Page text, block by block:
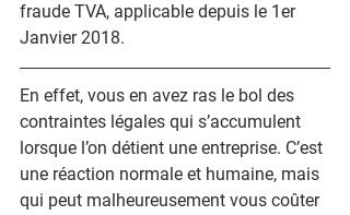
fraude TVA, applicable depuis le 1er
Janvier 2018.​
En effet, vous en avez ras le bol des
contraintes légales qui s’accumulent
lorsque l’on détient une entreprise. C’est
une réaction normale et humaine, mais
qui peut malheureusement vous coûter